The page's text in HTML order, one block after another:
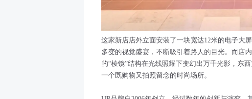
这家新店店外立面安装了一块宽达12米的电子大
多变的视觉盛宴，不断吸引着路人的目光。而店
的“棱镜”结构在光线照耀下变幻出万千光影，东
一个既购物又拍照留念的时尚场所。